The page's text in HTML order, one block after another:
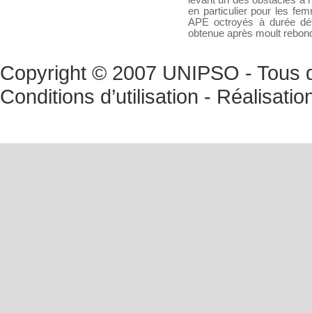
en particulier pour les
APE octroyés à durée
obtenue après moult
Copyright © 2007 UNIPSO - Tous
Conditions d’utilisation -